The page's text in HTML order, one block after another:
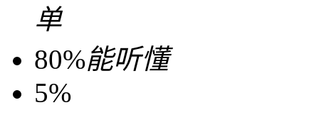
单
80%能听懂
5%